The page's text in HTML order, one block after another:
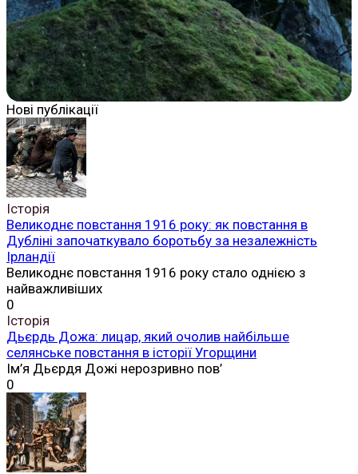
Нові публікації
Історія
Великоднє повстання 1916 року: як повстання в
Дубліні започаткувало боротьбу за незалежність
Ірландії
Великоднє повстання 1916 року стало однією з
найважливіших
0
Історія
Дьєрдь Дожа: лицар, який очолив найбільше
селянське повстання в історії Угорщини
Ім’я Дьєрдя Дожі нерозривно пов’
0